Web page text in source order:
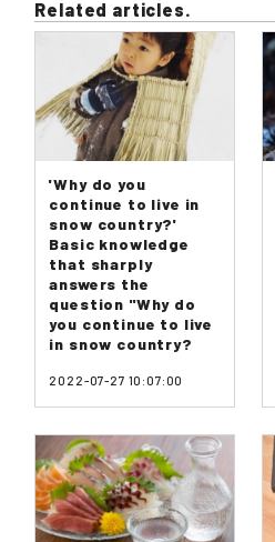
Related articles.
'Why do you
continue to live in
snow country?'
Basic knowledge
that sharply
answers the
question "Why do
you continue to live
in snow country?
2022-07-27 10:07:00